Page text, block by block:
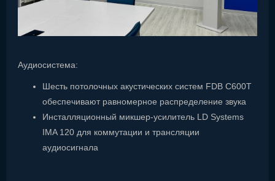
Аудиосистема:
Шесть потолочных акустических систем FDB C600T
обеспечивают равномерное распределение звука
Инсталляционный микшер-усилитель LD Systems
IMA 120 для коммутации и трансляции
аудиосигнала